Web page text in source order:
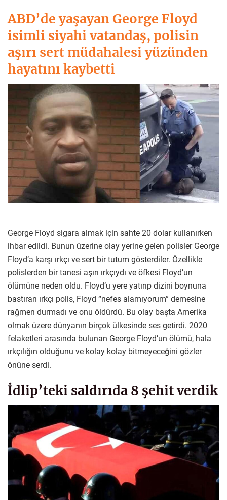
ABD’de yaşayan George Floyd
isimli siyahi vatandaş, polisin
aşırı sert müdahalesi yüzünden
hayatını kaybetti
George Floyd sigara almak için sahte 20 dolar kullanırken
ihbar edildi. Bunun üzerine olay yerine gelen polisler George
Floyd’a karşı ırkçı ve sert bir tutum gösterdiler. Özellikle
polislerden bir tanesi aşırı ırkçıydı ve öfkesi Floyd’un
ölümüne neden oldu. Floyd’u yere yatırıp dizini boynuna
bastıran ırkçı polis, Floyd “nefes alamıyorum” demesine
rağmen durmadı ve onu öldürdü. Bu olay başta Amerika
olmak üzere dünyanın birçok ülkesinde ses getirdi. 2020
felaketleri arasında bulunan George Floyd’un ölümü, hala
ırkçılığın olduğunu ve kolay kolay bitmeyeceğini gözler
önüne serdi.
İdlip’teki saldırıda 8 şehit verdik